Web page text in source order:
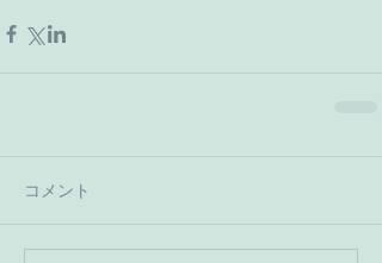
コメント